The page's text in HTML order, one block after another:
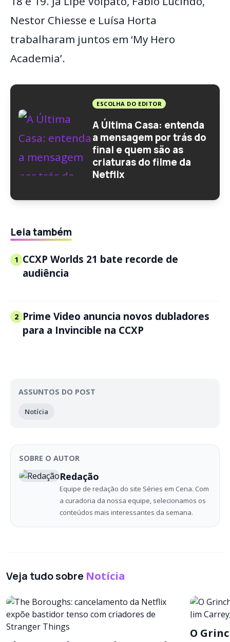
Nestor Chiesse e Luísa Horta
trabalharam juntos em ‘My Hero
Academia’.
ESCOLHA DO EDITOR
A Última Casa: entenda
a mensagem por trás do
final e quem são as
criaturas do filme da
Netflix
Leia também
1 CCXP Worlds 21 bate recorde de
audiência
2 Prime Video anuncia novos dubladores
para a Invincible na CCXP
ASSUNTOS DO POST
Notícia
SOBRE O AUTOR
Redação
Equipe de redação do site Séries em Cena. Com
a curadoria da nossa equipe, selecionamos os
conteúdos mais interessantes da semana.
Veja tudo sobre Notícia
O